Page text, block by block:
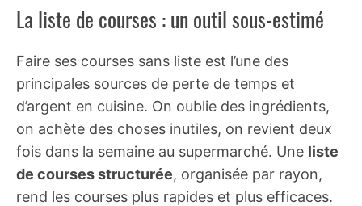
La liste de courses : un outil sous-estimé
Faire ses courses sans liste est l’une des
principales sources de perte de temps et
d’argent en cuisine. On oublie des ingrédients,
on achète des choses inutiles, on revient deux
fois dans la semaine au supermarché. Une liste
de courses structurée, organisée par rayon,
rend les courses plus rapides et plus efficaces.